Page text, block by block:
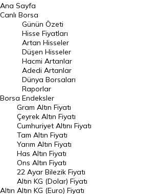
BIST 100 Hisseleri
En Çok Artan Hisseler
En Çok Düşen Hisseler
Hacmi Artanlar
Geçmiş Kapanışlar
Dünya Borsaları
Raporlar
Endeksler
DÖVİZ
Döviz Kuru
Dolar Kuru
Ana Sayfa
Canlı Borsa
Borsa
Günün Özeti
Hisse Fiyatları
Artan Hisseler
Düşen Hisseler
Hacmi Artanlar
Adedi Artanlar
Dünya Borsaları
Raporlar
Endeksler
Altın
Gram Altın Fiyatı
Çeyrek Altın Fiyatı
Cumhuriyet Altını Fiyatı
Tam Altın Fiyatı
Yarım Altın Fiyatı
Has Altın Fiyatı
Ons Altın Fiyatı
22 Ayar Bilezik Fiyatı
Altın KG (Dolar) Fiyatı
Altın KG (Euro) Fiyatı